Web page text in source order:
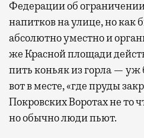
Федерации об
напитков на улице, но как
абсолютно уместно и
же Красной площади
пить коньяк из горла —
вот в месте, «где пруды
Покровских Воротах не то
но обычно люди пьют.